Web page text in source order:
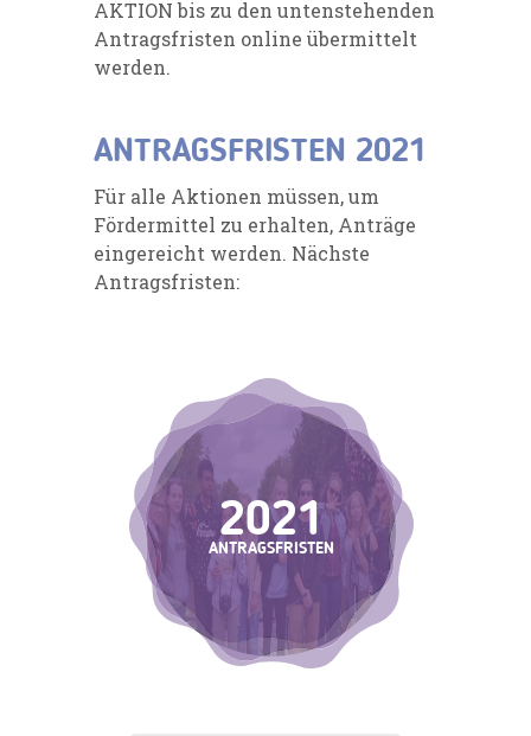
AKTION bis zu den untenstehenden
Antragsfristen online übermittelt
werden.
ANTRAGSFRISTEN 2021
Für alle Aktionen müssen, um
Fördermittel zu erhalten, Anträge
eingereicht werden. Nächste
Antragsfristen:
2021
ANTRAGSFRISTEN